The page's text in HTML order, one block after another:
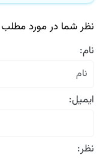
نظر شما در مورد مطلب
نام:
ایمیل:
نظر: